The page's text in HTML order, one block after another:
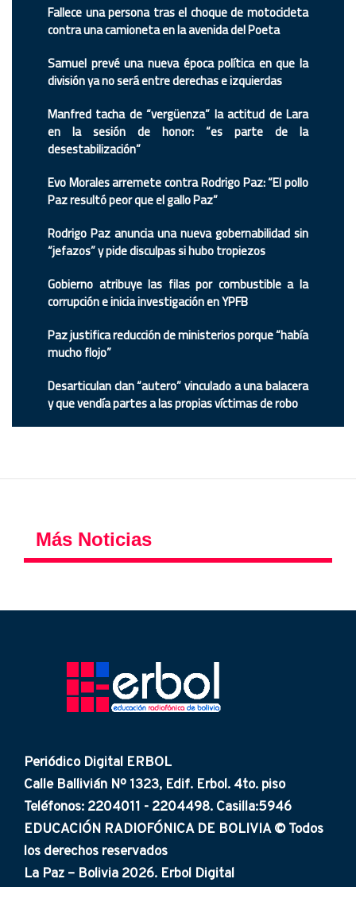
Fallece una persona tras el choque de motocicleta
contra una camioneta en la avenida del Poeta
Samuel prevé una nueva época política en que la
división ya no será entre derechas e izquierdas
Manfred tacha de “vergüenza” la actitud de Lara
en la sesión de honor: “es parte de la
desestabilización”
Evo Morales arremete contra Rodrigo Paz: “El pollo
Paz resultó peor que el gallo Paz”
Rodrigo Paz anuncia una nueva gobernabilidad sin
“jefazos” y pide disculpas si hubo tropiezos
Gobierno atribuye las filas por combustible a la
corrupción e inicia investigación en YPFB
Paz justifica reducción de ministerios porque “había
mucho flojo”
Desarticulan clan “autero” vinculado a una balacera
y que vendía partes a las propias víctimas de robo
Más Noticias
Periódico Digital ERBOL
Calle Ballivián Nº 1323, Edif. Erbol. 4to. piso
Teléfonos: 2204011 - 2204498. Casilla:5946
EDUCACIÓN RADIOFÓNICA DE BOLIVIA © Todos
los derechos reservados
La Paz – Bolivia 2026. Erbol Digital